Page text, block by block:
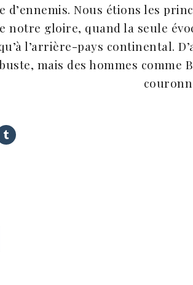
d’ennemis. Nous étions les
notre gloire, quand la seule
l’arrière-pays continental.
mais des hommes comme